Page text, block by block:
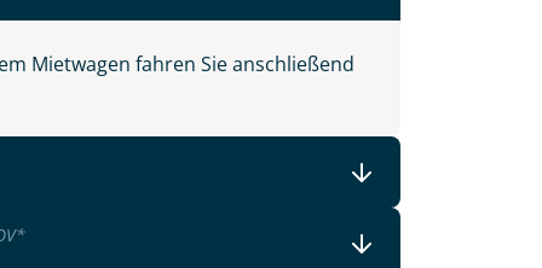
Mietwagen fahren Sie anschließend
*